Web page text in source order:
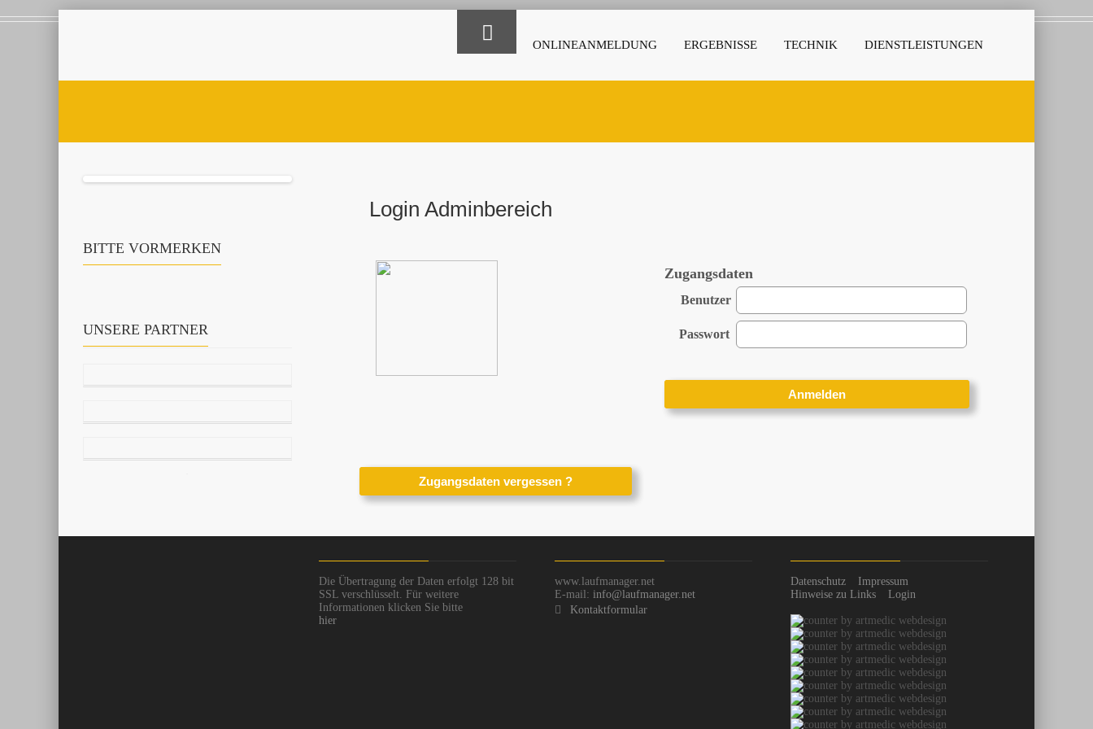
ONLINEANMELDUNG ERGEBNISSE TECHNIK DIENSTLEISTUNGEN
BITTE VORMERKEN
UNSERE PARTNER
Login Adminbereich
Zugangsdaten
Benutzer
Passwort
Die Übertragung der Daten erfolgt 128 bit
SSL verschlüsselt. Für weitere
Informationen klicken Sie bitte
hier
www.laufmanager.net
E-mail: info@laufmanager.net
Kontaktformular
Datenschutz
Impressum
Hinweise zu Links
Login